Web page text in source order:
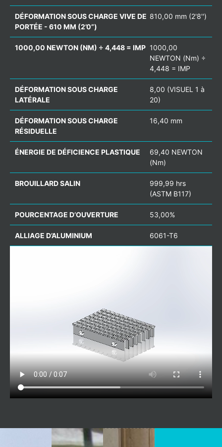
DÉFORMATION SOUS CHARGE VIVE DE
PORTÉE - 610 MM (2’0”)
810,00 mm (2'8'')
1000,00 NEWTON (NM) ÷ 4,448 = IMP 1000,00
NEWTON (Nm) ÷
4,448 = IMP
DÉFORMATION SOUS CHARGE
LATÉRALE
8,00 (VISUEL 1 à
20)
DÉFORMATION SOUS CHARGE
RÉSIDUELLE
16,40 mm
ÉNERGIE DE DÉFICIENCE PLASTIQUE
69,40 NEWTON
(Nm)
BROUILLARD SALIN
999,99 hrs
(ASTM B117)
POURCENTAGE D’OUVERTURE 53,00%
ALLIAGE D’ALUMINIUM 6061-T6